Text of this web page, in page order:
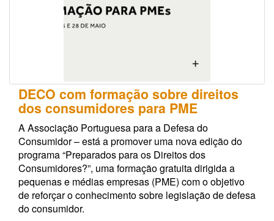
DECO com formação sobre direitos
dos consumidores para PME
A Associação Portuguesa para a Defesa do
Consumidor – está a promover uma nova edição do
programa “Preparados para os Direitos dos
Consumidores?”, uma formação gratuita dirigida a
pequenas e médias empresas (PME) com o objetivo
de reforçar o conhecimento sobre legislação de defesa
do consumidor.